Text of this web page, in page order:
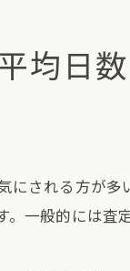
均日数
にされる方が
一般的には